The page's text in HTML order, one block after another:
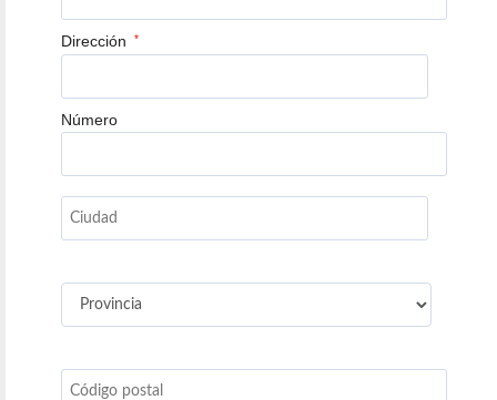
Dirección *
Número